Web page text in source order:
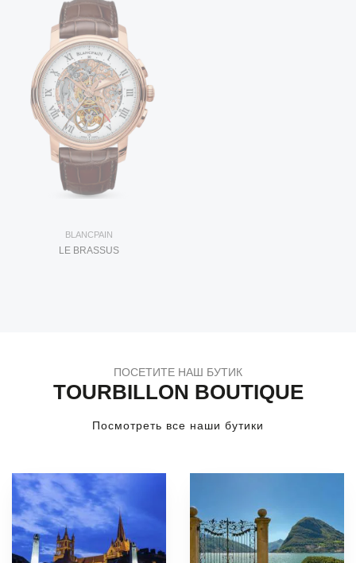
BLANCPAIN
LE BRASSUS
ПОСЕТИТЕ НАШ БУТИК
TOURBILLON BOUTIQUE
Посмотреть все наши бутики